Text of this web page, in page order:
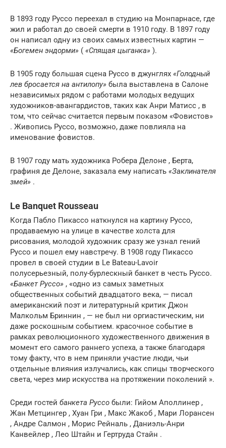
В 1893 году Руссо переехал в студию на Монпарнасе, где
жил и работал до своей смерти в 1910 году. В 1897 году
он написал одну из своих самых известных картин —
«Богемен эндорми» ( «Спящая цыганка» ).
В 1905 году большая сцена Руссо в джунглях «Голодный
лев бросается на антилопу» была выставлена ​​в Салоне
независимых рядом с работами молодых ведущих
художников-авангардистов, таких как Анри Матисс , в
том, что сейчас считается первым показом «Фовистов»
. Живопись Руссо, возможно, даже повлияла на
именование фовистов.
В 1907 году мать художника Робера Делоне , Берта,
графиня де Делоне, заказала ему написать «Заклинателя
змей» .
Le Banquet Rousseau
Когда Пабло Пикассо наткнулся на картину Руссо,
продаваемую на улице в качестве холста для
рисования, молодой художник сразу же узнал гений
Руссо и пошел ему навстречу. В 1908 году Пикассо
провел в своей студии в Le Bateau-Lavoir
полусерьезный, полу-бурлескный банкет в честь Руссо.
«Банкет Руссо» , «одно из самых заметных
общественных событий двадцатого века, — писал
американский поэт и литературный критик Джон
Малкольм Бриннин , — не был ни оргиастическим, ни
даже роскошным событием. красочное событие в
рамках революционного художественного движения в
момент его самого раннего успеха, а также благодаря
тому факту, что в нем приняли участие люди, чьи
отдельные влияния излучались, как спицы творческого
света, через мир искусства на протяжении поколений ».
Среди гостей банкета Руссо были: Гийом Аполлинер ,
Жан Метцингер , Хуан Гри , Макс Жакоб , Мари Лорансен
, Андре Салмон , Морис Рейналь , Даниэль-Анри
Канвейлер , Лео Штайн и Гертруда Стайн .